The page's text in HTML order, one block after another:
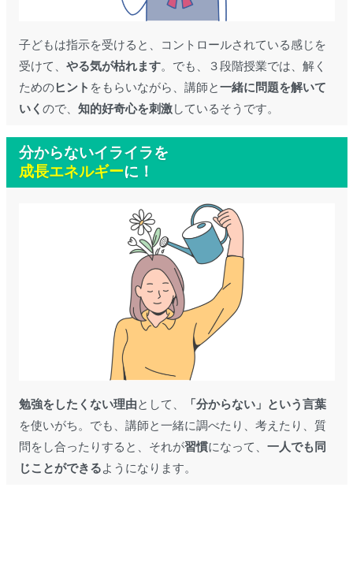
子どもは指示を受けると、コントロールされている感じを
受けて、 やる気が枯れます。でも、３段階授業では、 解く
ためのヒント をもらいながら、講師と一緒に問題を解いて
いく ので、 知的好奇心を刺激しているそうです。
分からないイライラを
成長エネルギーに！
勉強をしたくない理由として、
「分からない」という言葉
を使いがち。でも、講師と一緒に調べたり、考えたり、質
問をし合ったりすると、それが習慣になって、 一人でも同
じことができるようになります。